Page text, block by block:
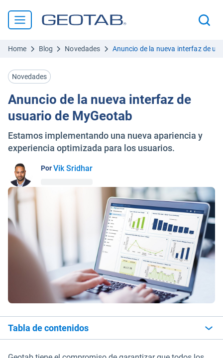
Home Blog Novedades Anuncio de la nueva interfaz de
Novedades
Anuncio de la nueva interfaz de
usuario de MyGeotab
Estamos implementando una nueva apariencia y
experiencia optimizada para los usuarios.
PorVik Sridhar
Tabla de contenidos